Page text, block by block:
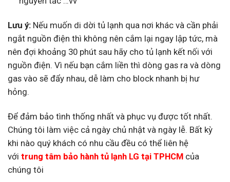
Lưu ý: Nếu muốn di dời tủ lạnh qua nơi khác và cần phải
ngắt nguồn điện thì không nên cắm lại ngay lập tức, mà
nên đợi khoảng 30 phút sau hãy cho tủ lạnh kết nối với
nguồn điện. Vì nếu bạn cắm liền thì dòng gas ra và dòng
gas vào sẽ đẩy nhau, dễ làm cho block nhanh bị hư
hỏng.
Để đảm bảo tình thống nhất và phục vụ được tốt nhất.
Chúng tôi làm việc cả ngày chủ nhật và ngày lễ. Bất kỳ
khi nào quý khách có nhu cầu đều có thể liên hệ
với trung tâm bảo hành tủ lạnh LG tại TPHCM của
chúng tôi